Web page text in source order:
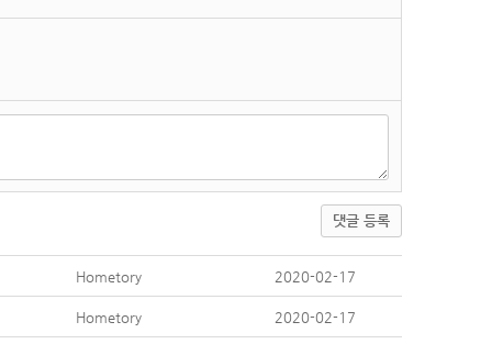
댓글 등록
Hometory 2020-02-17
Hometory 2020-02-17